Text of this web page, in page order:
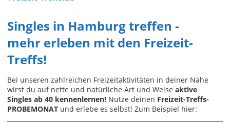
Singles in Hamburg treffen -
mehr erleben mit den Freizeit-
Treffs!
Bei unseren zahlreichen Freizeitaktivitäten in deiner Nähe
wirst du auf nette und natürliche Art und Weise aktive
Singles ab 40 kennenlernen! Nutze deinen Freizeit-Treffs-
PROBEMONAT und erlebe es selbst! Zum Beispiel hier: